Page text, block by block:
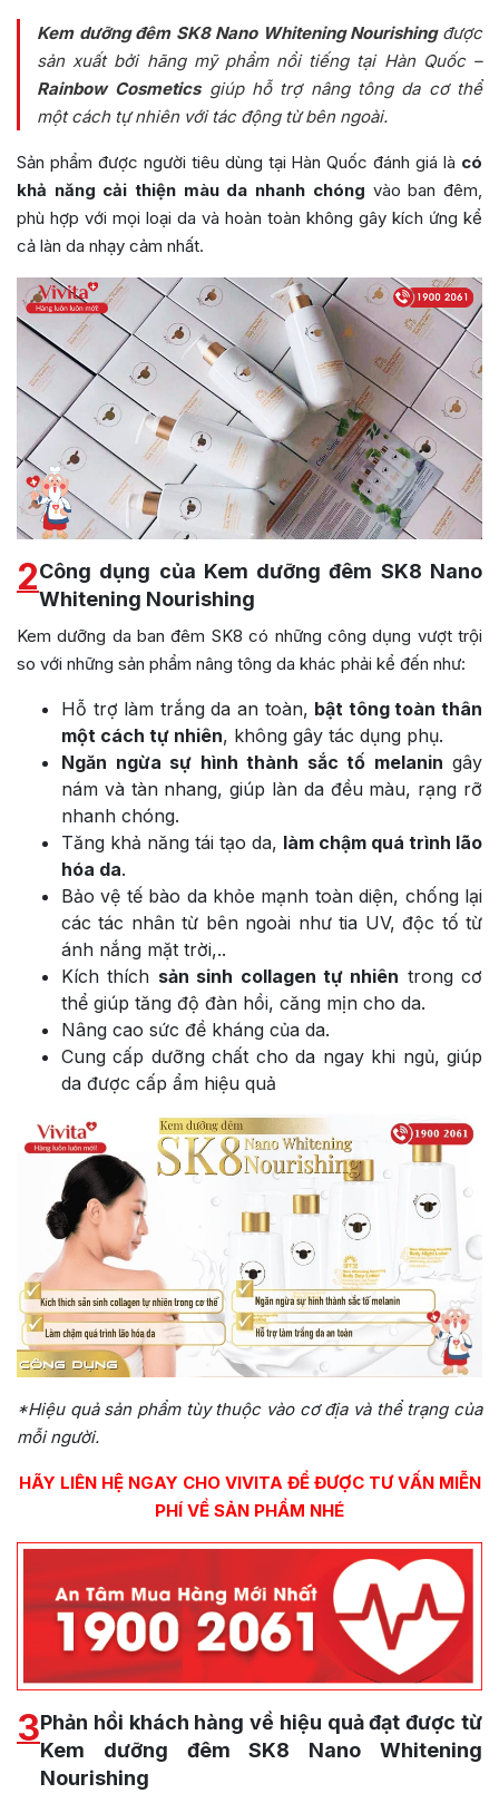
Kem dưỡng đêm SK8 Nano Whitening Nourishingđược
sản xuất bởi hãng mỹ phẩm nổi tiếng tại Hàn Quốc –
Rainbow Cosmeticsgiúp hỗ trợ nâng tông da cơ thể
một cách tự nhiên với tác động từ bên ngoài.
Sản phẩm được người tiêu dùng tại Hàn Quốc đánh giá là có
khả năng cải thiện màu da nhanh chóng vào ban đêm,
phù hợp với mọi loại da và hoàn toàn không gây kích ứng kể
cả làn da nhạy cảm nhất.
2Công dụng của Kem dưỡng đêm SK8 Nano
Whitening Nourishing
Kem dưỡng da ban đêm SK8 có những công dụng vượt trội
so với những sản phẩm nâng tông da khác phải kể đến như:
Hỗ trợ làm trắng da an toàn, bật tông toàn thân
một cách tự nhiên, không gây tác dụng phụ.
Ngăn ngừa sự hình thành sắc tố melanin gây
nám và tàn nhang, giúp làn da đều màu, rạng rỡ
nhanh chóng.
Tăng khả năng tái tạo da, làm chậm quá trình lão
hóa da.
Bảo vệ tế bào da khỏe mạnh toàn diện, chống lại
các tác nhân từ bên ngoài như tia UV, độc tố từ
ánh nắng mặt trời,..
Kích thích sản sinh collagen tự nhiên trong cơ
thể giúp tăng độ đàn hồi, căng mịn cho da.
Nâng cao sức đề kháng của da.
Cung cấp dưỡng chất cho da ngay khi ngủ, giúp
da được cấp ẩm hiệu quả
*Hiệu quả sản phẩm tùy thuộc vào cơ địa và thể trạng của
mỗi người.
HÃY LIÊN HỆ NGAY CHO VIVITA ĐỂ ĐƯỢC TƯ VẤN MIỄN
PHÍ VỀ SẢN PHẨM NHÉ
3Phản hồi khách hàng về hiệu quả đạt được từ
Kem dưỡng đêm SK8 Nano Whitening
Nourishing